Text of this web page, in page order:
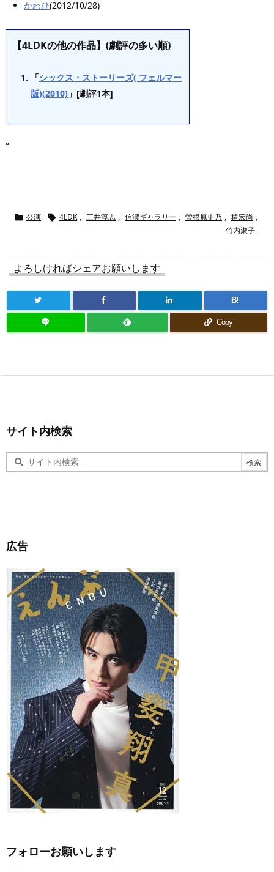
かわひ(2012/10/28)
【4LDKの他の作品】(劇評の多い順)
「シックス・ストーリーズ( フェルマー
版)(2010) 」[劇評1本]
“
 公演  4LDK , 三井淳志 , 信濃ギャラリー , 曽根原史乃 , 椿宏尚 ,
竹内淑子
よろしければシェアお願いします
B!
Copy
サイト内検索
広告
フォローお願いします